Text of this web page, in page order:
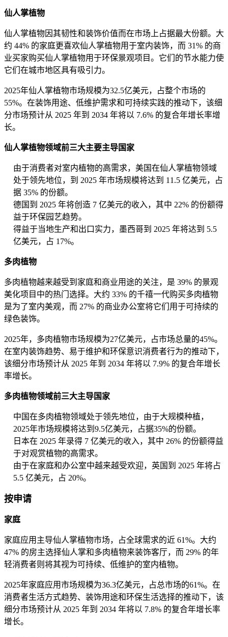
仙人掌植物
仙人掌植物因其韧性和装饰价值而在市场上占据最大份额。大
约 44% 的家庭更喜欢仙人掌植物用于室内装饰，而 31% 的商
业买家购买仙人掌植物用于环保景观项目。它们的节水能力使
它们在城市地区具有吸引力。
2025年仙人掌植物市场规模为32.5亿美元，占整个市场的
55%。在装饰用途、低维护需求和可持续实践的推动下，该细
分市场预计从 2025 年到 2034 年将以 7.6% 的复合年增长率增
长。
仙人掌植物领域前三大主要主导国家
由于消费者对室内植物的高需求，美国在仙人掌植物领域
处于领先地位，到 2025 年市场规模将达到 11.5 亿美元，占
据 35% 的份额。
德国到 2025 年将创造 7 亿美元的收入，其中 22% 的份额得
益于环保园艺趋势。
得益于当地生产和出口实力，墨西哥到 2025 年将达到 5.5
亿美元，占 17%。
多肉植物
多肉植物越来越受到家庭和商业用途的关注，是 39% 的景观
美化项目中的热门选择。大约 33% 的千禧一代购买多肉植物
是为了室内美观，而 27% 的商业办公室将它们用于可持续的
绿色装饰。
2025年，多肉植物市场规模为27亿美元，占市场总量的45%。
在室内装饰趋势、易于维护和环保意识消费者行为的推动下，
该细分市场预计从 2025 年到 2034 年将以 7.9% 的复合年增长
率增长。
多肉植物领域前三大主导国家
中国在多肉植物领域处于领先地位，由于大规模种植，
2025年市场规模将达到9.5亿美元，占据35%的份额。
日本在 2025 年录得 7 亿美元的收入，其中 26% 的份额得益
于对观赏植物的高需求。
由于在家庭和办公室中越来越受欢迎，英国到 2025 年将占
5.5 亿美元，占 20%。
按申请
家庭
家庭应用主导仙人掌植物市场，占全球需求的近 61%。大约
47% 的房主选择仙人掌和多肉植物来装饰客厅，而 29% 的年
轻消费者则将其视为可持续、低维护的室内植物。
2025年家庭应用市场规模为36.3亿美元，占总市场的61%。在
消费者生活方式趋势、装饰用途和环保生活选择的推动下，该
细分市场预计从 2025 年到 2034 年将以 7.8% 的复合年增长率
增长。